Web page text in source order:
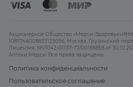
Акционерное Общество «Медси-
1087746008833123056, Москва, Грузинский
Лицензия: №Л042-01137-77/00166858 от
Аптеки.Медси. Все права защищены
Политика конфиденциальности
Пользовательское соглашение